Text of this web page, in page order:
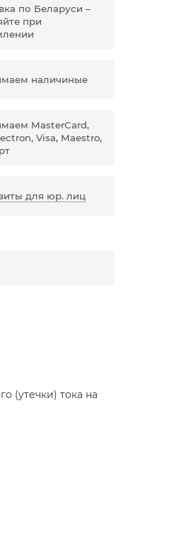
по Беларуси –
при
наличиные
MasterCard,
Visa, Maestro,
для юр. лиц
(утечки) тока на